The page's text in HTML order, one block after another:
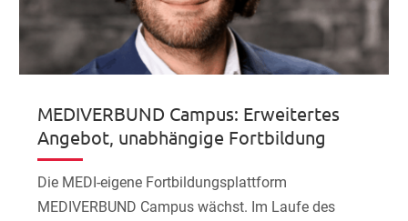
MEDIVERBUND Campus: Erweitertes
Angebot, unabhängige Fortbildung
Die MEDI-eigene Fortbildungsplattform
MEDIVERBUND Campus wächst. Im Laufe des